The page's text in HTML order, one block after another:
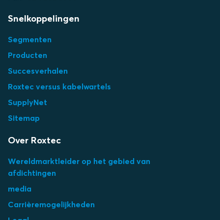
Snelkoppelingen
Segmenten
Producten
Succesverhalen
Roxtec versus kabelwartels
SupplyNet
Sitemap
Over Roxtec
Wereldmarktleider op het gebied van
afdichtingen
media
Carrièremogelijkheden